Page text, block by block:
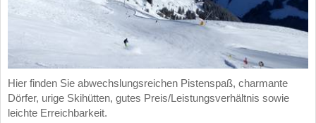
Hier finden Sie abwechslungsreichen Pistenspaß, charmante
Dörfer, urige Skihütten, gutes Preis/Leistungsverhältnis sowie
leichte Erreichbarkeit.